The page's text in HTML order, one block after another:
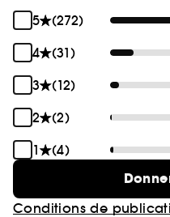
5
(272)
4
(31)
3
(12)
2
(2)
1
(4)
Conditions de